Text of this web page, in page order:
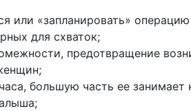
или «запланировать»
для схваток;
предотвращение
большую часть ее